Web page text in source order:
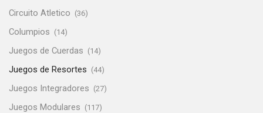
Circuito Atletico (36)
Columpios (14)
Juegos de Cuerdas (14)
Juegos de Resortes (44)
Juegos Integradores (27)
Juegos Modulares (117)